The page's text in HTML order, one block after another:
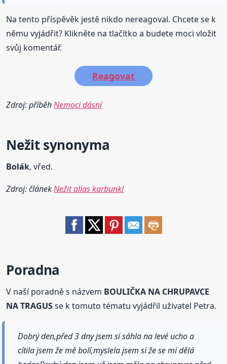
Na tento příspěvěk jestě nikdo nereagoval. Chcete se k
němu vyjádřit? Klikněte na tlačítko a budete moci vložit
svůj komentář.
Reagovat
Zdroj: příběhNemoci dásní
Nežit synonyma
Bolák, vřed.
Zdroj: článekNežit alias karbunkl
Poradna
V naší poradně s názvem BOULIČKA NA CHRUPAVCE
NA TRAGUSse k tomuto tématu vyjádřil uživatel Petra.
Dobrý den,před 3 dny jsem si sáhla na levé ucho a
cítila jsem že mě bolí,myslela jsem si že se mi dělá